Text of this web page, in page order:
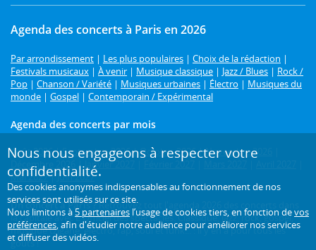
Agenda des concerts à Paris en 2026
Par arrondissement | Les plus populaires | Choix de la rédaction |
Festivals musicaux | À venir | Musique classique | Jazz / Blues | Rock /
Pop | Chanson / Variété | Musiques urbaines | Électro | Musiques du
monde | Gospel | Contemporain / Expérimental
Agenda des concerts par mois
Août 2026| Septembre 2026|Octobre 2026|Novembre 2026
Décembre 2026
| Janvier 2027 Février 2027
Mai 2027| Juin 2027
Un concert à Paris ?Retrouvez tout l'agenda 2026 des concerts dans
la capitale avec L'Officiel des spectacles. Classique, jazz, rock, gospel,
musique tzigane, électro, rap, soul et funk... : il y en a pour tous les
goûts !
Nous nous engageons à respecter votre
confidentialité.
Des cookies anonymes indispensables au fonctionnement de nos
services sont utilisés sur ce site.
Nous limitons à 5 partenaires l’usage de cookies tiers, en fonction devos
préférences, afin d'étudier notre audience pour améliorer nos services
et diffuser des vidéos.